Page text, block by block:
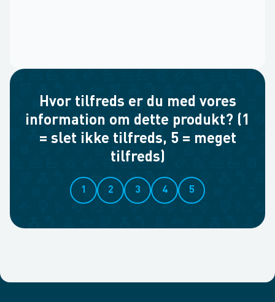
Hvor tilfreds er du med vores
information om dette produkt? (1
= slet ikke tilfreds, 5 = meget
tilfreds)
1 2 3 4 5